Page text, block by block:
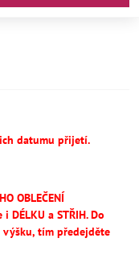
datumu přijetí.
OBLEČENÍ
i DÉLKU a STŘIH.Do
výšku, tím předejděte